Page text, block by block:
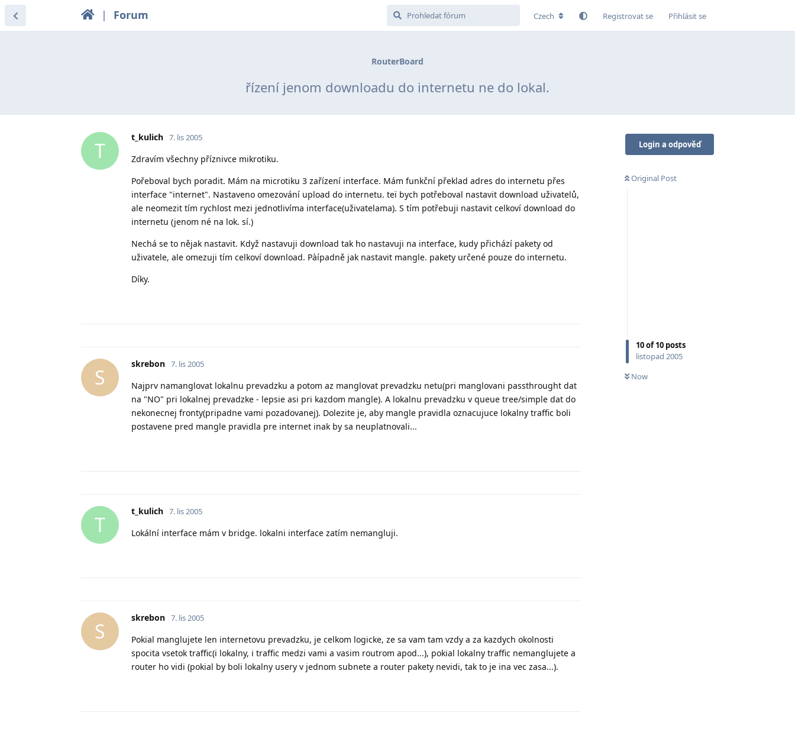
| Forum Czech Registrovat se Přihlásit se
RouterBoard
řízení jenom downloadu do internetu ne do lokal.
Login a odpověď
Original Post
10of10 posts
listopad 2005
Now
T
t_kulich 7. lis 2005
Zdravím všechny příznivce mikrotiku.
Pořeboval bych poradit. Mám na microtiku 3 zařízení interface. Mám funkční překlad adres do internetu přes
interface "internet". Nastaveno omezování upload do internetu. teï bych potřeboval nastavit download uživatelů,
ale neomezit tím rychlost mezi jednotlivíma interface(uživatelama). S tím potřebuji nastavit celkoví download do
internetu (jenom né na lok. sí.)
Nechá se to nějak nastavit. Když nastavuji download tak ho nastavuji na interface, kudy přichází pakety od
uživatele, ale omezuji tím celkoví download. Pàípadně jak nastavit mangle. pakety určené pouze do internetu.
Díky.
S
skrebon 7. lis 2005
Najprv namanglovat lokalnu prevadzku a potom az manglovat prevadzku netu(pri manglovani passthrought dat
na "NO" pri lokalnej prevadzke - lepsie asi pri kazdom mangle). A lokalnu prevadzku v queue tree/simple dat do
nekonecnej fronty(pripadne vami pozadovanej). Dolezite je, aby mangle pravidla oznacujuce lokalny traffic boli
postavene pred mangle pravidla pre internet inak by sa neuplatnovali...
T
t_kulich 7. lis 2005
Lokální interface mám v bridge. lokalni interface zatím nemangluji.
S
skrebon 7. lis 2005
Pokial manglujete len internetovu prevadzku, je celkom logicke, ze sa vam tam vzdy a za kazdych okolnosti
spocita vsetok traffic(i lokalny, i traffic medzi vami a vasim routrom apod...), pokial lokalny traffic nemanglujete a
router ho vidi (pokial by boli lokalny usery v jednom subnete a router pakety nevidi, tak to je ina vec zasa...).